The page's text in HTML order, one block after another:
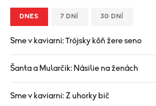
DNES 7 DNÍ 30 DNÍ
Sme v kaviarni: Trójsky kôň žere seno
Šanta a Mularčik: Násilie na ženách
Sme v kaviarni: Z uhorky bič